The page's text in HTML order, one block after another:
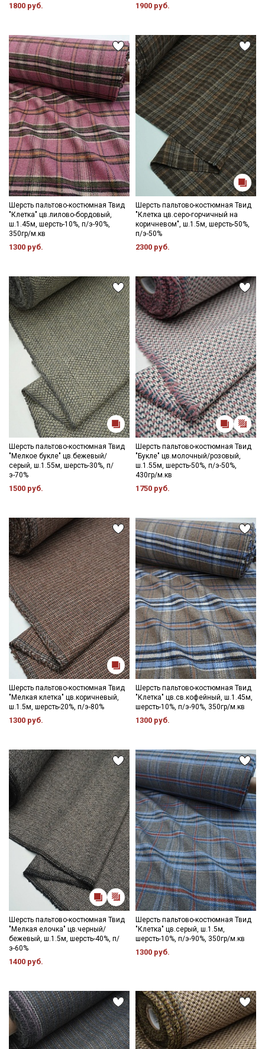
1800 руб. 1900 руб.
Шерсть пальтово-костюмная Твид
"Клетка" цв.лилово-бордовый,
ш.1.45м, шерсть-10%, п/э-90%,
350гр/м.кв
1300 руб.
Шерсть пальтово-костюмная Твид
"Клетка цв.серо-горчичный на
коричневом", ш.1.5м, шерсть-50%,
п/э-50%
2300 руб.
Шерсть пальтово-костюмная Твид
"Мелкое букле" цв.бежевый/
серый, ш.1.55м, шерсть-30%, п/
э-70%
1500 руб.
Шерсть пальтово-костюмная Твид
"Букле" цв.молочный/розовый,
ш.1.55м, шерсть-50%, п/э-50%,
430гр/м.кв
1750 руб.
Шерсть пальтово-костюмная Твид
"Мелкая клетка" цв.коричневый,
ш.1.5м, шерсть-20%, п/э-80%
1300 руб.
Шерсть пальтово-костюмная Твид
"Клетка" цв.св.кофейный, ш.1.45м,
шерсть-10%, п/э-90%, 350гр/м.кв
1300 руб.
Шерсть пальтово-костюмная Твид
"Мелкая елочка" цв.черный/
бежевый, ш.1.5м, шерсть-40%, п/
э-60%
1400 руб.
Шерсть пальтово-костюмная Твид
"Клетка" цв.серый, ш.1.5м,
шерсть-10%, п/э-90%, 350гр/м.кв
1300 руб.
Секретная рассылка от Купава
Мы публикуем здесь дополнительные
промокоды и скидки до 30% на узкие
категории тканей
Электронная почта
Подписаться
Ознакомлен(а) сПолитикой обработки персональных
данныхи даюСогласие на обработку персональных
данных
ДаюСогласие на получение рекламных и
информационных рассылок